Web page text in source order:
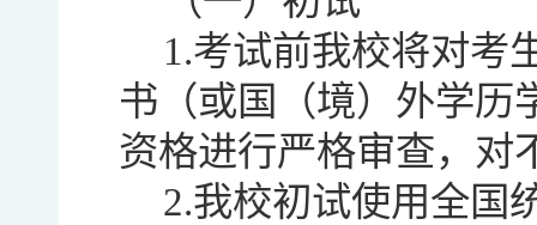
1.考试前我校将对考
书（或国（境）外学历
资格进行严格审查，对
2.我校初试使用全国